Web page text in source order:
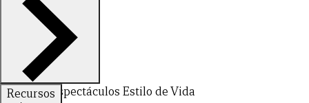
DeportesEspectáculos Estilo de Vida
Recursos